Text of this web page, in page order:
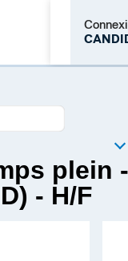
plein
- H/F